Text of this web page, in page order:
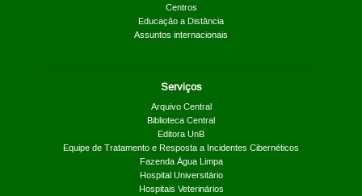
Centros
Educação a Distância
Assuntos internacionais
Serviços
Arquivo Central
Biblioteca Central
Editora UnB
Equipe de Tratamento e Resposta a Incidentes Cibernéticos
Fazenda Água Limpa
Hospital Universitário
Hospitais Veterinários